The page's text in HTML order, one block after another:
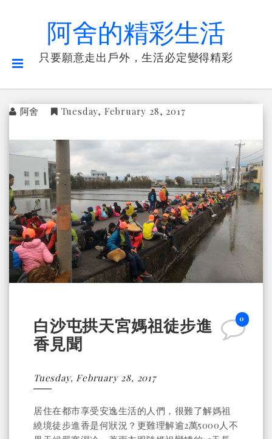
阿舍的精彩生活
只要願意走出戶外，生活必定變得精彩
阿舍 Tuesday, February 28, 2017
0
白沙屯拱天宮媽祖徒步進
香見聞
Tuesday, February 28, 2017
居住在都市享受安逸生活的人們，很難了解媽祖
繞境徒步進香是何狀況？更難理解逾2萬5000人不